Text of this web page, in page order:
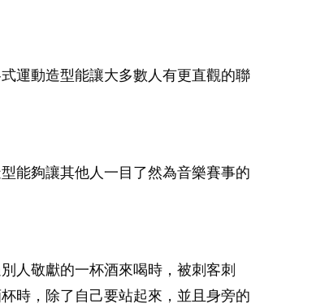
運動造型能讓大多數人有更直觀的聯
能夠讓其他人一目了然為音樂賽事的
人敬獻的一杯酒來喝時，被刺客刺
時，除了自己要站起來，並且身旁的